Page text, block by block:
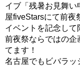
イブ「残暑お見舞
屋fiveStarsにて前夜
イベントを記念して
前夜祭ならではの企
てます！
名古屋でもビバラッ